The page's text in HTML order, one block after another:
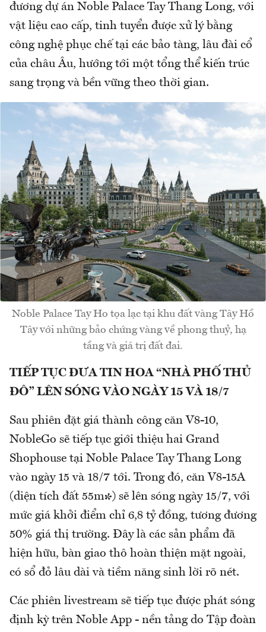
đương dự án Noble Palace Tay Thang Long, với
vật liệu cao cấp, tinh tuyển được xử lý bằng
công nghệ phục chế tại các bảo tàng, lâu đài cổ
của châu Âu, hướng tới một tổng thể kiến trúc
sang trọng và bền vững theo thời gian.
Noble Palace Tay Ho tọa lạc tại khu đất vàng Tây Hồ
Tây với những bảo chứng vàng về phong thuỷ, hạ
tầng và giá trị đất đai.
TIẾP TỤC ĐƯA TIN HOA “NHÀ PHỐ THỦ
ĐÔ” LÊN SÓNG VÀO NGÀY 15 VÀ 18/7
Sau phiên đặt giá thành công căn V8-10,
NobleGo sẽ tiếp tục giới thiệu hai Grand
Shophouse tại Noble Palace Tay Thang Long
vào ngày 15 và 18/7 tới. Trong đó, căn V8-15A
(diện tích đất 55m²) sẽ lên sóng ngày 15/7, với
mức giá khởi điểm chỉ 6,8 tỷ đồng, tương đương
50% giá thị trường. Đây là các sản phẩm đã
hiện hữu, bàn giao thô hoàn thiện mặt ngoài,
có sổ đỏ lâu dài và tiềm năng sinh lời rõ nét.
Các phiên livestream sẽ tiếp tục được phát sóng
định kỳ trên Noble App - nền tảng do Tập đoàn